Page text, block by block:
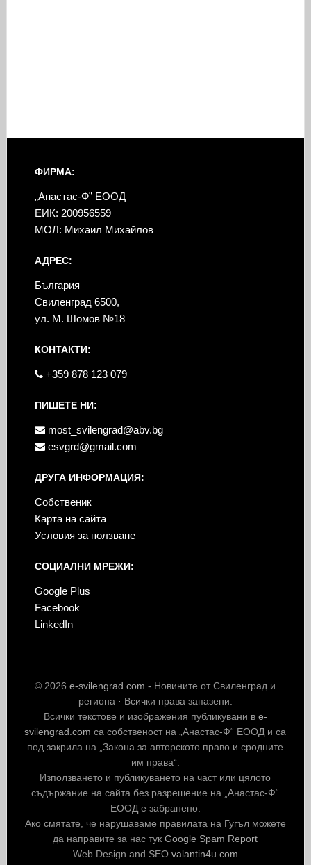
ФИРМА:
„Анастас-Ф” ЕООД
ЕИК: 200956559
МОЛ: Михаил Михайлов
АДРЕС:
България
Свиленград 6500,
ул. М. Шомов №18
КОНТАКТИ:
+359 878 123 079
ПИШЕТЕ НИ:
most_svilengrad@abv.bg
esvgrd@gmail.com
ДРУГА ИНФОРМАЦИЯ:
Собственик
Карта на сайта
Условия за ползване
СОЦИАЛНИ МРЕЖИ:
Google Plus
Facebook
LinkedIn
© 2026e-svilengrad.com - Новините от Свиленград и
региона · Всички права запазени.
Всички текстове и изображения публикувани в e-
svilengrad.com са собственост на „Анастас-Ф“ ЕООД и са
под закрила на „Закона за авторското право и сродните
им права“.
Използването и публикуването на част или цялото
съдържание на сайта без разрешение на „Анастас-Ф“
ЕООД е забранено.
Ако смятате, че нарушаваме правилата на Гугъл можете
да направите за нас тукGoogle Spam Report
Web Design and SEO valantin4u.com